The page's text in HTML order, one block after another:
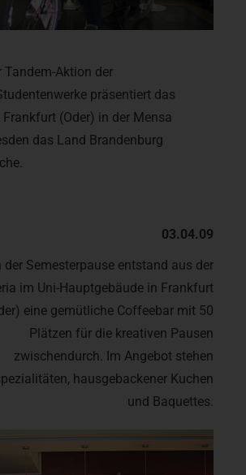
Tandem-Aktion der
präsentiert das
(Oder) in der Mensa
das Land Brandenburg
03.04.09
der Semesterpause entstand aus der
im Uni-Hauptgebäude in Frankfurt
eine gemütliche Coffeebar mit 50
Plätzen für die kreativen Pausen
zwischendurch. Im Angebot stehen
hausgebackener Kuchen
und Baquettes.